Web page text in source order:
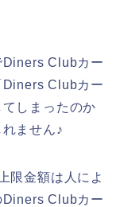
Diners Clubカー
Diners Clubカー
しまったのか
ません♪
限金額は人によ
Diners Clubカー